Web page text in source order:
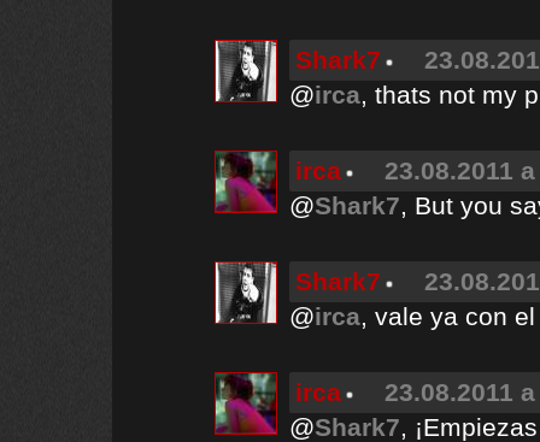
Shark7
@irca, thats not my
irca
23.08.2011
@Shark7, But you
Shark7
@irca, vale ya con
irca
23.08.2011
@Shark7,